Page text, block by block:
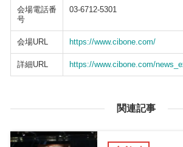
会場電話番
号
03-6712-5301
会場URL https://www.cibone.com/
詳細URL https://www.cibone.com/
関連記事